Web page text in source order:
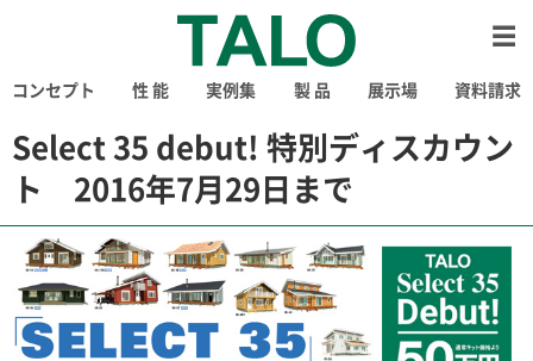
コンセプト 性 能 実例集 製 品 展示場 資料請求
Select 35 debut! 特別ディスカウン
ト 2016年7月29日まで